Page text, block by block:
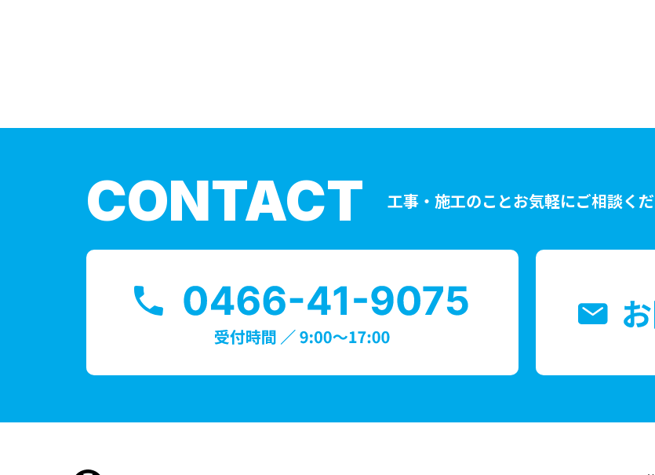
CONTACT 工事・施工のことお気軽にご相談くだ